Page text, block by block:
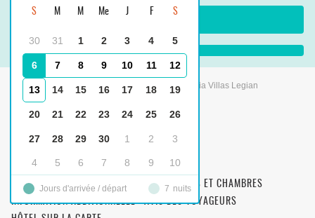
S M M Me J F S
30 31 1 2 3 4 5
6 7 8 9 10 11 12
13 14 15 16 17 18 19
20 21 22 23 24 25 26
27 28 29 30 1 2 3
4 5 6 7 8 9 10
Jours d'arrivée / départ 7 nuits
Principale Indonésie Tanjung Benoa Abia Villas Legian
Abia Villas Legian
4-STAR
DESCRIPTION
OPTION DE TRANSFERT
FILTRAGE DES OPTIONS DE CHAMBRE
REPAS ET CHAMBRES
INFORMATION ADDITIONNELLE
AVIS DES VOYAGEURS